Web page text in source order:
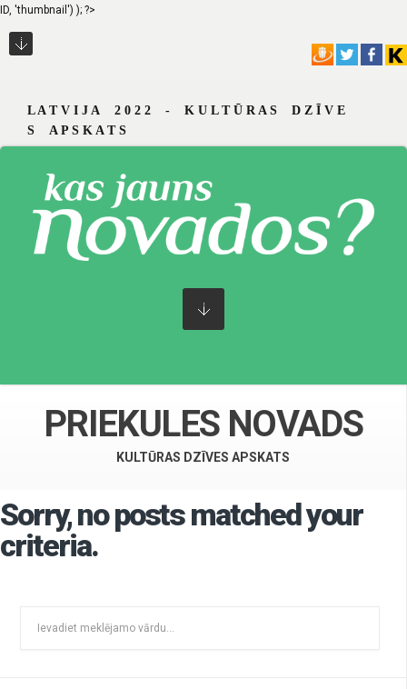
ID, 'thumbnail') ); ?>
L A T V I J A 2 0 2 2 - K U L T Ū R A S D Z Ī V E
S A P S K A T S
PRIEKULES NOVADS
KULTŪRAS DZĪVES APSKATS
Sorry, no posts matched your
criteria.